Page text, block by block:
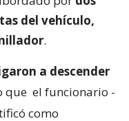
del vehículo,
.
a descender
que el funcionario -
como